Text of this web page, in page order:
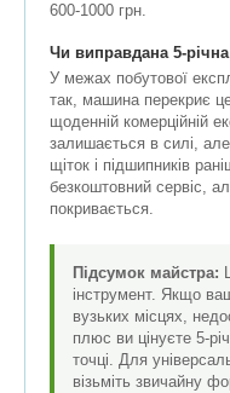
600-1000 грн.
Чи виправдана 5-річна
У межах побутової
так, машина перекриє
щоденній комерційній
залишається в силі,
щіток і підшипників
безкоштовний сервіс,
покривається.
Підсумок майстра:
інструмент. Якщо
вузьких місцях,
плюс ви цінуєте 5-
точці. Для
візьміть звичайну